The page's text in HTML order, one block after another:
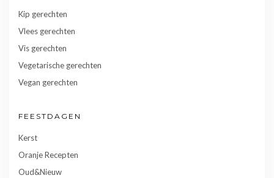
Kip gerechten
Vlees gerechten
Vis gerechten
Vegetarische gerechten
Vegan gerechten
FEESTDAGEN
Kerst
Oranje Recepten
Oud&Nieuw